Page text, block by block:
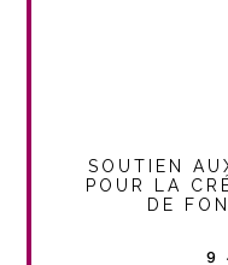
SOUTIEN
POUR LA
DE
9